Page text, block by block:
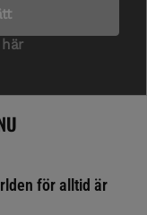
för alltid är